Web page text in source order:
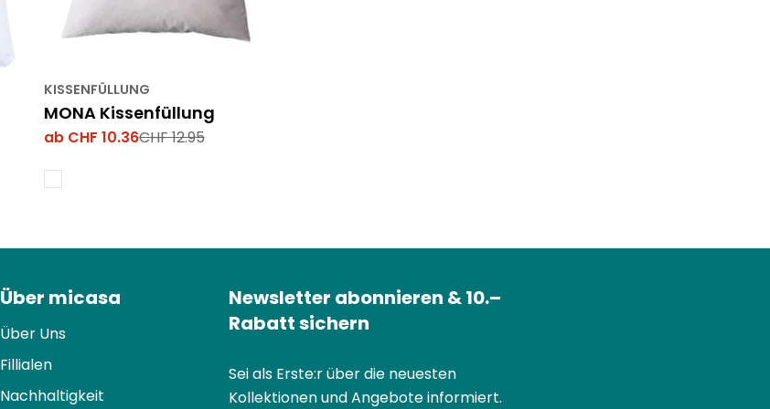
KISSENFÜLLUNG
MONA Kissenfüllung
Verkaufspreis
ab CHF 10.36
Regulärer
CHF 12.95
Über micasa
Über Uns
Fillialen
Nachhaltigkeit
Newsletter abonnieren & 10.–
Rabatt sichern
Sei als Erste:r über die neuesten
Kollektionen und Angebote informiert.